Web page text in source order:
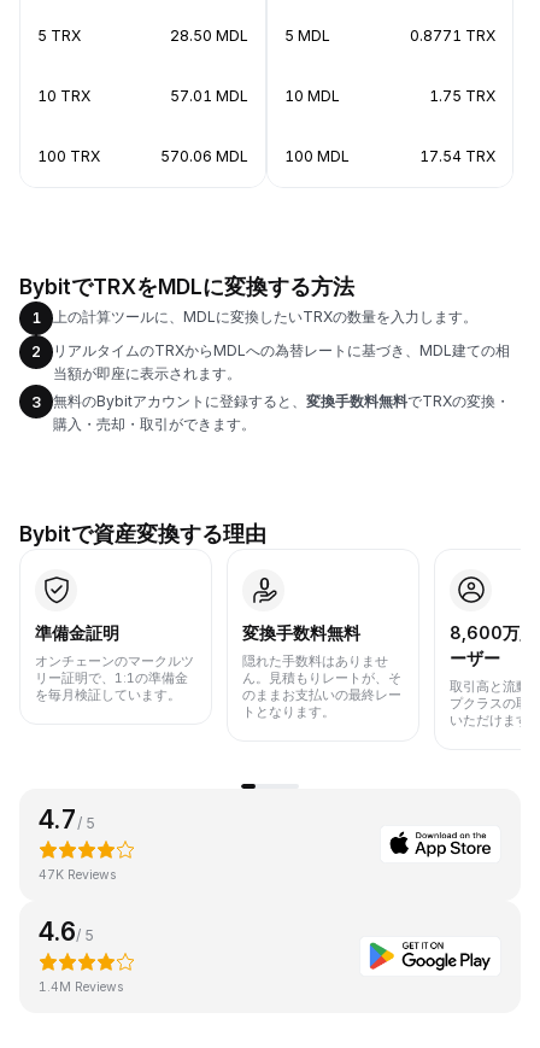
5 TRX 28.50 MDL
10 TRX 57.01 MDL
100 TRX 570.06 MDL
5 MDL 0.8771 TRX
10 MDL 1.75 TRX
100 MDL 17.54 TRX
BybitでTRXをMDLに変換する方法
1
上の計算ツールに、MDLに変換したいTRXの数量を入力します。
2
リアルタイムのTRXからMDLへの為替レートに基づき、MDL建ての相
当額が即座に表示されます。
3
無料のBybitアカウントに登録すると、 変換手数料無料でTRXの変換・
購入・売却・取引ができます。
Bybitで資産変換する理由
準備金証明
オンチェーンのマークルツ
リー証明で、1:1の準備金
を毎月検証しています。
変換手数料無料
隠れた手数料はありませ
ん。見積もりレートが、そ
のままお支払いの最終レー
トとなります。
8,600万人
ーザー
取引高と流動
プクラスの取
いただけます
4.7 / 5
47K Reviews
4.6/ 5
1.4M Reviews